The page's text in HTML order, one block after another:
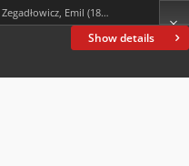
Show details
Zegadłowicz, Emil (1888-1941)